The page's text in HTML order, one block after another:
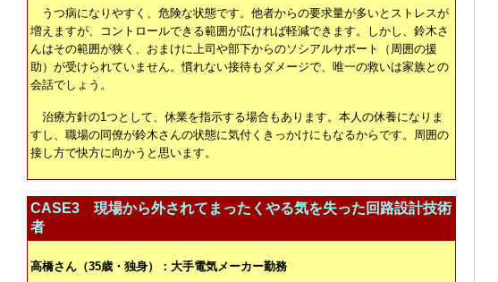
うつ病になりやすく、危険な状態です。他者からの要求量が多いとストレスが
増えますが、コントロールできる範囲が広ければ軽減できます。しかし、鈴木さ
んはその範囲が狭く、おまけに上司や部下からのソシアルサポート（周囲の援
助）が受けられていません。慣れない接待もダメージで、唯一の救いは家族との
会話でしょう。
治療方針の1つとして、休業を指示する場合もあります。本人の休養になりま
すし、職場の同僚が鈴木さんの状態に気付くきっかけにもなるからです。周囲の
接し方で快方に向かうと思います。
CASE3 現場から外されてまったくやる気を失った回路設計技術
者
高橋さん（35歳・独身）：大手電気メーカー勤務